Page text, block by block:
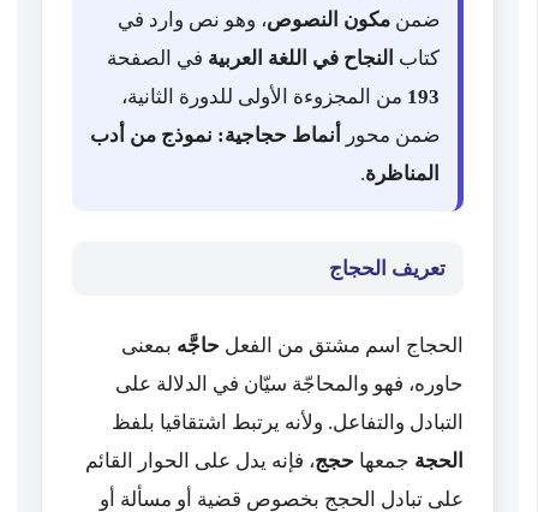
ضمن مكون النصوص، وهو نص وارد في
كتاب النجاح في اللغة العربية في الصفحة
193 من المجزوءة الأولى للدورة الثانية،
ضمن محور
أنماط حجاجية: نموذج من أدب
المناظرة.
تعريف الحجاج
الحجاج اسم مشتق من الفعل حاجَّه بمعنى
حاوره، فهو والمحاجّة سيّان في الدلالة على
التبادل والتفاعل. ولأنه يرتبط اشتقاقيا بلفظ
الحجة جمعها حجج، فإنه يدل على الحوار القائم
على تبادل الحجج بخصوص قضية أو مسألة أو